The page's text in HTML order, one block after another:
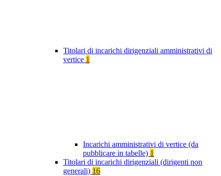
Titolari di incarichi dirigenziali amministrativi di
vertice 1
Incarichi amministrativi di vertice (da
pubblicare in tabelle) 1
Titolari di incarichi dirigenziali (dirigenti non
generali) 16